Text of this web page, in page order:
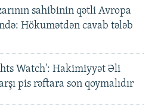
sahibinin qətli Avropa
Hökumətdən cavab tələb
Watch': Hakimiyyət Əli
pis rəftara son qoymalıdır